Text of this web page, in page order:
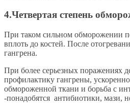
4.Четвертая степень
При таком сильном обморожении
вплоть до костей. После
гангрена.
При более серьезных поражениях
профилактику гангрены,
обмороженной ткани и борьба с
-понадобятся антибиотики, мази,